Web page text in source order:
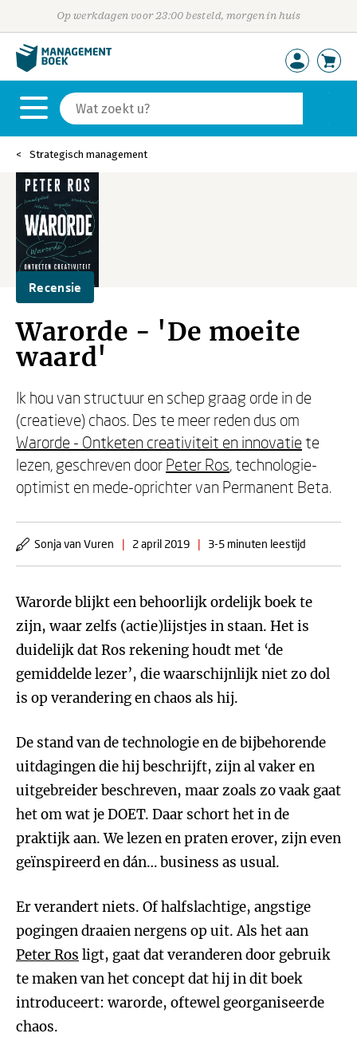
Op werkdagen voor 23:00 besteld, morgen in huis
Strategisch management
Recensie
Warorde - 'De moeite
waard'
Ik hou van structuur en schep graag orde in de
(creatieve) chaos. Des te meer reden dus om
Warorde - Ontketen creativiteit en innovatie te
lezen, geschreven door Peter Ros, technologie-
optimist en mede-oprichter van Permanent Beta.
Sonja van Vuren | 2 april 2019 | 3-5 minuten leestijd
Warorde blijkt een behoorlijk ordelijk boek te
zijn, waar zelfs (actie)lijstjes in staan. Het is
duidelijk dat Ros rekening houdt met ‘de
gemiddelde lezer’, die waarschijnlijk niet zo dol
is op verandering en chaos als hij.
De stand van de technologie en de bijbehorende
uitdagingen die hij beschrijft, zijn al vaker en
uitgebreider beschreven, maar zoals zo vaak gaat
het om wat je DOET. Daar schort het in de
praktijk aan. We lezen en praten erover, zijn even
geïnspireerd en dán… business as usual.
Er verandert niets. Of halfslachtige, angstige
pogingen draaien nergens op uit. Als het aan
Peter Ros ligt, gaat dat veranderen door gebruik
te maken van het concept dat hij in dit boek
introduceert: warorde, oftewel georganiseerde
chaos.